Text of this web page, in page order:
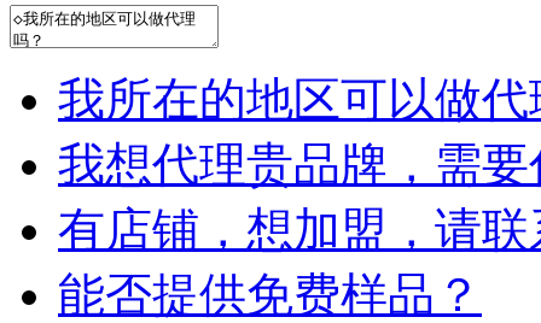
我所在的地区可以做
我想代理贵品牌，需
有店铺，想加盟，请
能否提供免费样品？